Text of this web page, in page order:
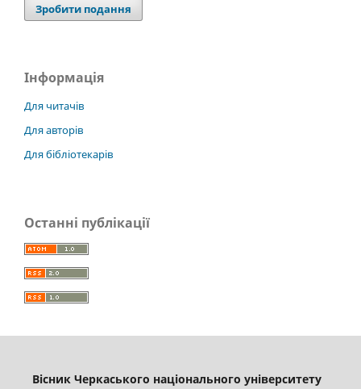
Зробити подання
Інформація
Для читачів
Для авторів
Для бібліотекарів
Останні публікації
Вісник Черкаського національного університету